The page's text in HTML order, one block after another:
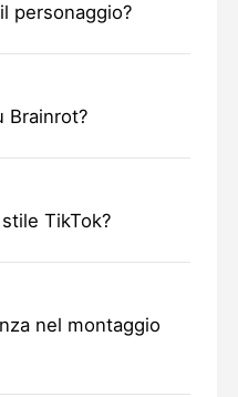
personaggio?
Brainrot?
TikTok?
nel montaggio